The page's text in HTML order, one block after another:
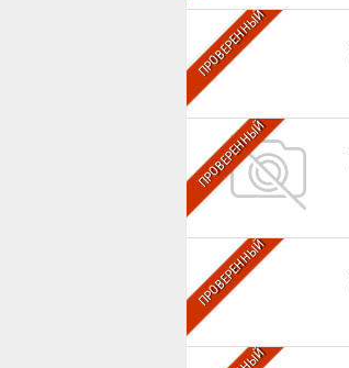
ПРОВЕРЕННЫЙ
ПРОВЕРЕННЫЙ
ПРОВЕРЕННЫЙ